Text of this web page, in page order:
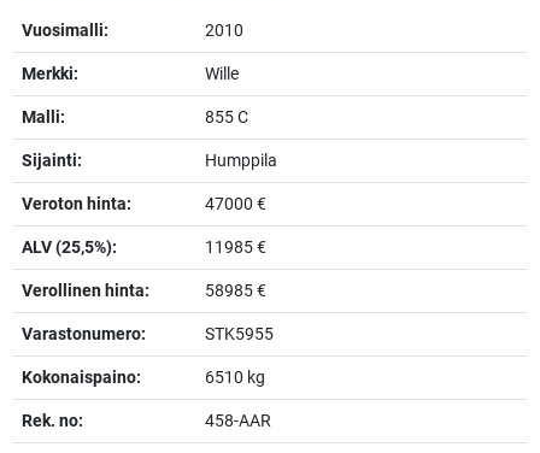
Vuosimalli: 2010
Merkki: Wille
Malli: 855 C
Sijainti: Humppila
Veroton hinta: 47000 €
ALV (25,5%): 11985 €
Verollinen hinta: 58985 €
Varastonumero: STK5955
Kokonaispaino: 6510 kg
Rek. no: 458-AAR